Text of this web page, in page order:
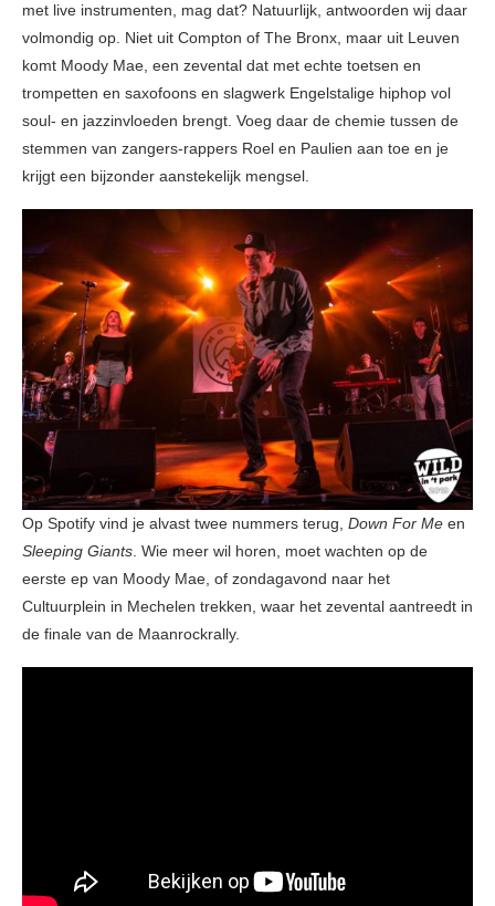
met live instrumenten, mag dat? Natuurlijk, antwoorden wij daar
volmondig op. Niet uit Compton of The Bronx, maar uit Leuven
komt Moody Mae, een zevental dat met echte toetsen en
trompetten en saxofoons en slagwerk Engelstalige hiphop vol
soul- en jazzinvloeden brengt. Voeg daar de chemie tussen de
stemmen van zangers-rappers Roel en Paulien aan toe en je
krijgt een bijzonder aanstekelijk mengsel.
Op Spotify vind je alvast twee nummers terug, Down For Me en
Sleeping Giants. Wie meer wil horen, moet wachten op de
eerste ep van Moody Mae, of zondagavond naar het
Cultuurplein in Mechelen trekken, waar het zevental aantreedt in
de finale van de Maanrockrally.